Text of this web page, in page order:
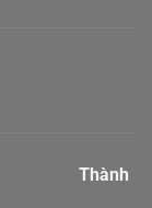
Plaza,
Thành